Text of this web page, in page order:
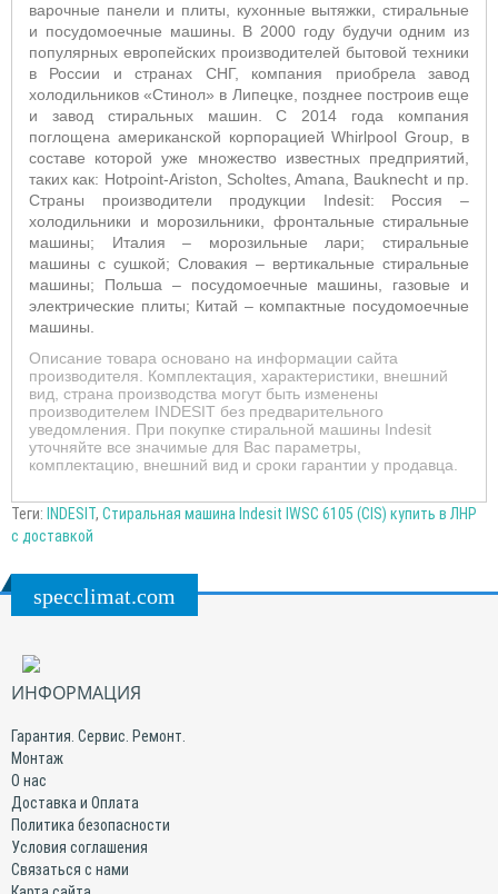
варочные панели и плиты, кухонные вытяжки, стиральные
и посудомоечные машины. В 2000 году будучи одним из
популярных европейских производителей бытовой техники
в России и странах СНГ, компания приобрела завод
холодильников «Стинол» в Липецке, позднее построив еще
и завод стиральных машин. С 2014 года компания
поглощена американской корпорацией Whirlpool Group, в
составе которой уже множество известных предприятий,
таких как: Hotpoint-Ariston, Scholtes, Amana, Bauknecht и пр.
Страны производители продукции Indesit: Россия –
холодильники и морозильники, фронтальные стиральные
машины; Италия – морозильные лари; стиральные
машины с сушкой; Словакия – вертикальные стиральные
машины; Польша – посудомоечные машины, газовые и
электрические плиты; Китай – компактные посудомоечные
машины.
Описание товара основано на информации сайта
производителя. Комплектация, характеристики, внешний
вид, страна производства могут быть изменены
производителем INDESIT без предварительного
уведомления. При покупке стиральной машины Indesit
уточняйте все значимые для Вас параметры,
комплектацию, внешний вид и сроки гарантии у продавца.
Теги: INDESIT, Стиральная машина Indesit IWSC 6105 (CIS) купить в ЛНР
с доставкой
specclimat.com
ИНФОРМАЦИЯ
Гарантия. Сервис. Ремонт.
Монтаж
О нас
Доставка и Оплата
Политика безопасности
Условия соглашения
Связаться с нами